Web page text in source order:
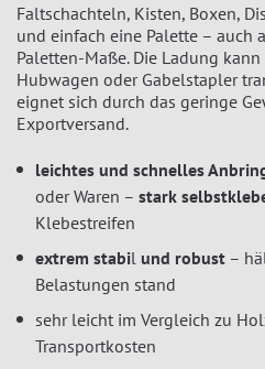
Faltschachteln, Kisten, Boxen,
und einfach eine Palette – auch
Paletten-Maße. Die Ladung
Hubwagen oder Gabelstapler
eignet sich durch das geringe
Exportversand.
leichtes und schnelles
oder Waren – stark
Klebestreifen
extrem stabil und robust –
Belastungen stand
sehr leicht im Vergleich zu
Transportkosten